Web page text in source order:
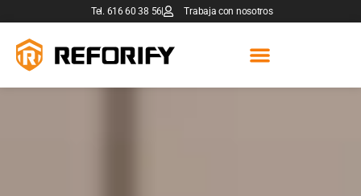
Tel. 616 60 38 56 Trabaja con nosotros